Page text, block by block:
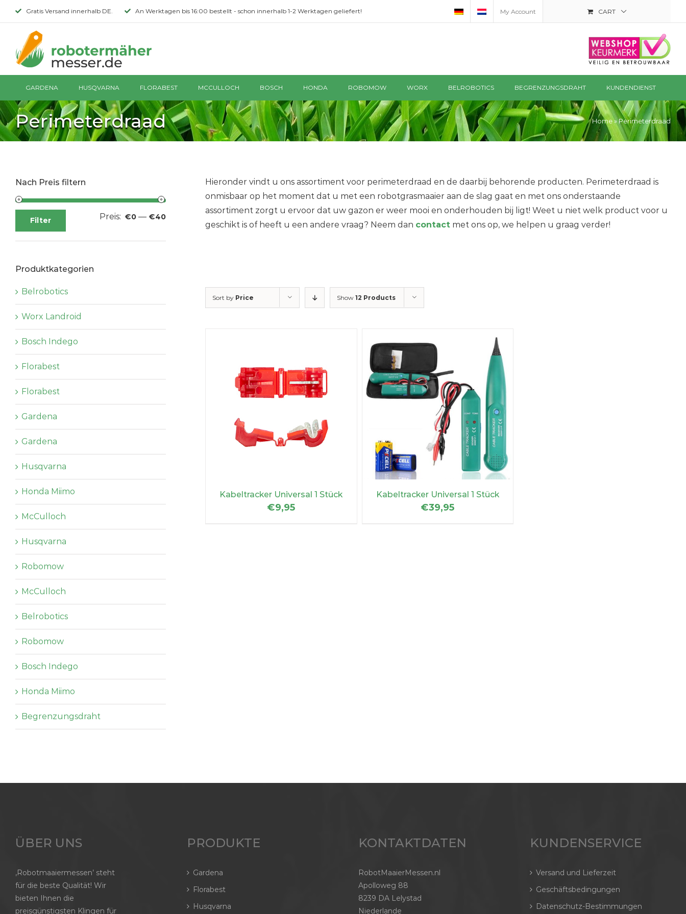
to
content
Gratis Versand innerhalb DE. An Werktagen bis 16:00 bestellt - schon innerhalb 1-2 Werktagen geliefert! My Account CART
GARDENA HUSQVARNA FLORABEST MCCULLOCH BOSCH HONDA ROBOMOW WORX BELROBOTICS BEGRENZUNGSDRAHT KUNDENDIENST
Perimeterdraad Home»Perimeterdraad
Hieronder vindt u ons assortiment voor perimeterdraad en de daarbij behorende producten. Perimeterdraad is
onmisbaar op het moment dat u met een robotgrasmaaier aan de slag gaat en met ons onderstaande
assortiment zorgt u ervoor dat uw gazon er weer mooi en onderhouden bij ligt! Weet u niet welk product voor u
geschikt is of heeft u een andere vraag? Neem dan contact met ons op, we helpen u graag verder!
Sort by Price Show12 Products
Kabeltracker Universal 1 Stück
€9,95
Kabeltracker Universal 1 Stück
€39,95
Nach Preis filtern
Min.
Max.
Filter Preis: €0 — €40
Produktkategorien
Belrobotics
Worx Landroid
Bosch Indego
Florabest
Florabest
Gardena
Gardena
Husqvarna
Honda Miimo
McCulloch
Husqvarna
Robomow
McCulloch
Belrobotics
Robomow
Bosch Indego
Honda Miimo
Begrenzungsdraht
ÜBER UNS
‚Robotmaaiermessen’ steht
für die beste Qualität! Wir
bieten Ihnen die
preisgünstigsten Klingen für
PRODUKTE
Gardena
Florabest
Husqvarna
KONTAKTDATEN
RobotMaaierMessen.nl
Apolloweg 88
8239 DA Lelystad
Niederlande
KUNDENSERVICE
Versand und Lieferzeit
Geschäftsbedingungen
Datenschutz-Bestimmungen